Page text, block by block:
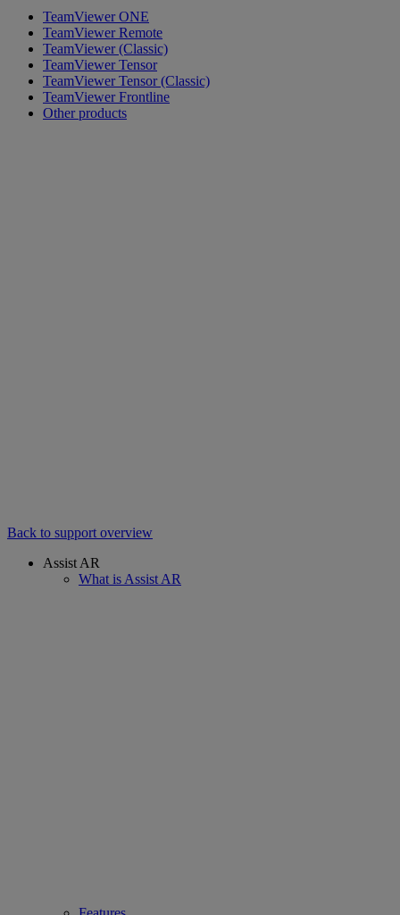
TeamViewer ONE
TeamViewer Remote
TeamViewer (Classic)
TeamViewer Tensor
TeamViewer Tensor (Classic)
TeamViewer Frontline
Other products
Back to support overview
Assist AR
What is Assist AR